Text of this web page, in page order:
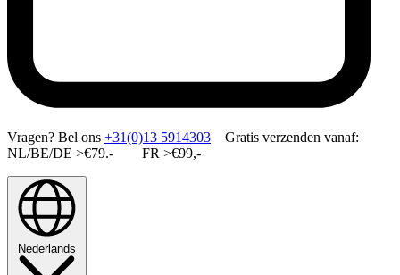
Vragen? Bel ons +31(0)13 5914303 Gratis verzenden vanaf:
NL/BE/DE >€79.- FR >€99,-
Nederlands